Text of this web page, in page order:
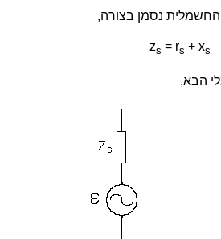
נסמן בצורה,
zs = rs + xs
הבא,